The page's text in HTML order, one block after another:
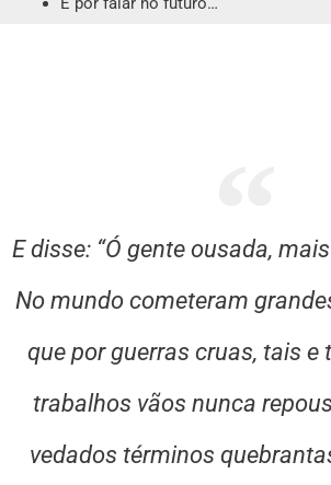
E disse: “Ó gente ousada,
No mundo cometeram
que por guerras cruas, tais e
trabalhos vãos nunca
vedados términos